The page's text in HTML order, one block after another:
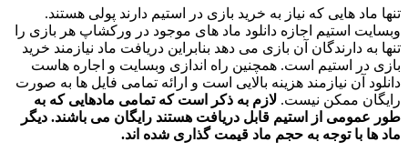
تنها ماد هایی که نیاز به خرید بازی در استیم دارند پولی هستند.
وبسایت استیم اجازه دانلود ماد های موجود در ورکشاپ هر بازی را
تنها به دارندگان آن بازی می دهد بنابراین دریافت ماد نیازمند خرید
بازی در استیم است. همچنین راه اندازی وبسایت و اجاره هاست
دانلود آن نیازمند هزینه بالایی است و ارائه تمامی فایل ها به صورت
رایگان ممکن نیست. لازم به ذکر است که تمامی مادهایی که به
طور عمومی از استیم قابل دریافت هستند رایگان می باشند. دیگر
ماد ها با توجه به حجم ماد قیمت گذاری شده اند.